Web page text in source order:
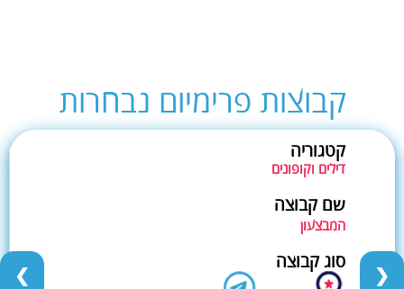
קבוצות פרימיום נבחרות
קטגוריה
דילים וקופונים
שם קבוצה
המבצעון
סוג קבוצה
❮ ❯